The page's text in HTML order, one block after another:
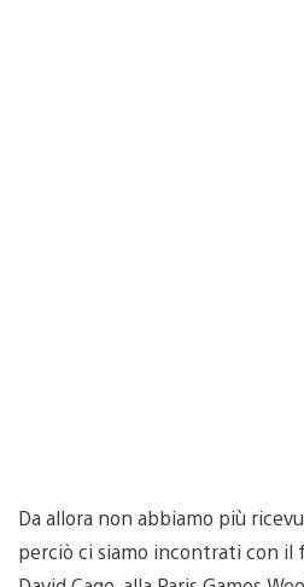
Da allora non abbiamo più
perciò ci siamo incontrati con il